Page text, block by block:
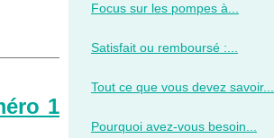
1
Focus sur les pompes à...
Satisfait ou remboursé :...
Tout ce que vous devez savoir...
Pourquoi avez-vous besoin...